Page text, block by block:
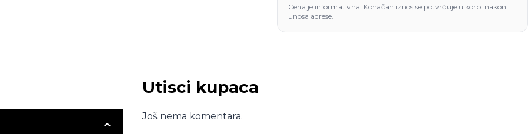
Cena je informativna. Konačan iznos se potvrđuje u korpi nakon
unosa adrese.
Utisci kupaca
Još nema komentara.